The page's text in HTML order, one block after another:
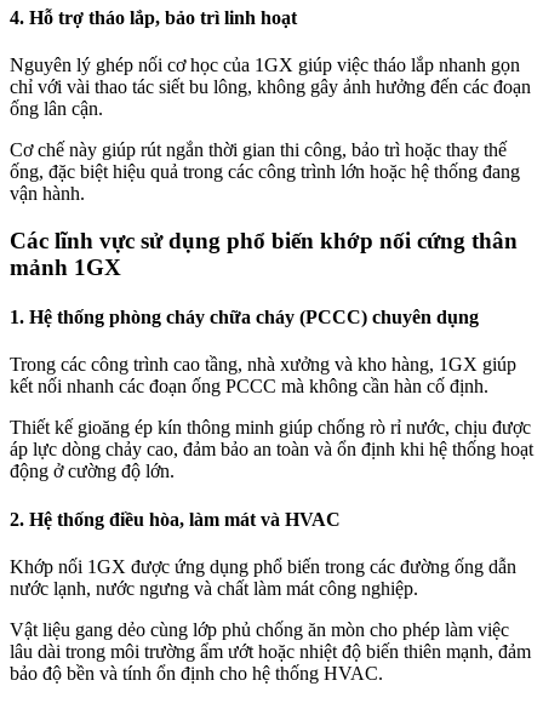
4. Hỗ trợ tháo lắp, bảo trì linh hoạt
Nguyên lý ghép nối cơ học của 1GX giúp việc tháo lắp nhanh gọn
chỉ với vài thao tác siết bu lông, không gây ảnh hưởng đến các đoạn
ống lân cận.
Cơ chế này giúp rút ngắn thời gian thi công, bảo trì hoặc thay thế
ống, đặc biệt hiệu quả trong các công trình lớn hoặc hệ thống đang
vận hành.
Các lĩnh vực sử dụng phổ biến khớp nối cứng thân
mảnh 1GX
1. Hệ thống phòng cháy chữa cháy (PCCC) chuyên dụng
Trong các công trình cao tầng, nhà xưởng và kho hàng, 1GX giúp
kết nối nhanh các đoạn ống PCCC mà không cần hàn cố định.
Thiết kế gioăng ép kín thông minh giúp chống rò rỉ nước, chịu được
áp lực dòng chảy cao, đảm bảo an toàn và ổn định khi hệ thống hoạt
động ở cường độ lớn.
2. Hệ thống điều hòa, làm mát và HVAC
Khớp nối 1GX được ứng dụng phổ biến trong các đường ống dẫn
nước lạnh, nước ngưng và chất làm mát công nghiệp.
Vật liệu gang dẻo cùng lớp phủ chống ăn mòn cho phép làm việc
lâu dài trong môi trường ẩm ướt hoặc nhiệt độ biến thiên mạnh, đảm
bảo độ bền và tính ổn định cho hệ thống HVAC.